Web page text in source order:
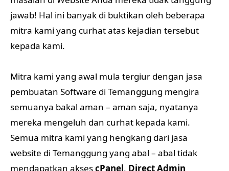
jawab! Hal ini banyak di buktikan oleh beberapa
mitra kami yang curhat atas kejadian tersebut
kepada kami.
Mitra kami yang awal mula tergiur dengan jasa
pembuatan Software di Temanggung mengira
semuanya bakal aman – aman saja, nyatanya
mereka mengeluh dan curhat kepada kami.
Semua mitra kami yang hengkang dari jasa
website di Temanggung yang abal – abal tidak
mendapatkan aksescPanel, Direct Admin